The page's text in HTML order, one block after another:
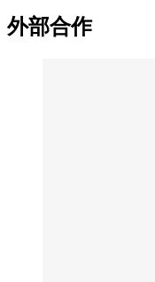
外部合作